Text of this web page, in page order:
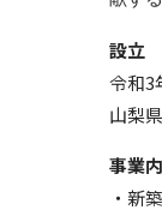
設立
令和3
山梨
事業
・新